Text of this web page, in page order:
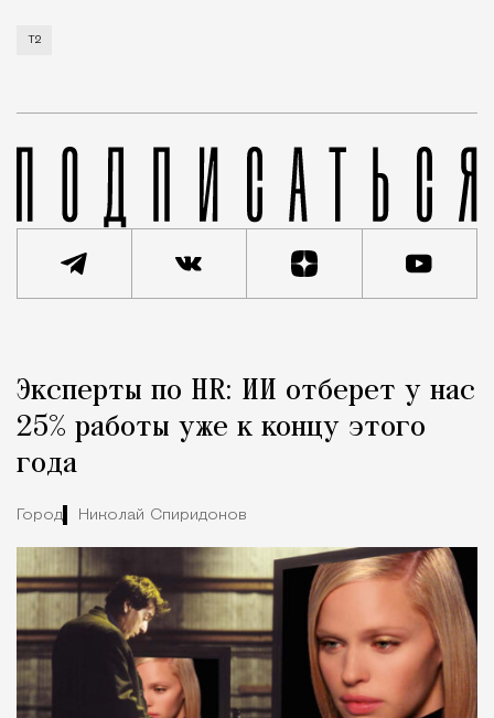
Т2
Город
Эксперты по HR: ИИ отберет у нас
25% работы уже к концу этого
года
Город Николай Спиридонов